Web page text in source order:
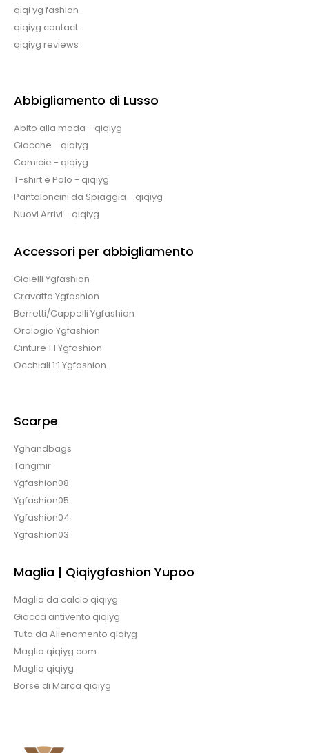
qiqi yg fashion
qiqiyg contact
qiqiyg reviews
Abbigliamento di Lusso
Abito alla moda - qiqiyg
Giacche - qiqiyg
Camicie - qiqiyg
T-shirt e Polo - qiqiyg
Pantaloncini da Spiaggia - qiqiyg
Nuovi Arrivi - qiqiyg
Accessori per abbigliamento
Gioielli Ygfashion
Cravatta Ygfashion
Berretti/Cappelli Ygfashion
Orologio Ygfashion
Cinture 1:1 Ygfashion
Occhiali 1:1 Ygfashion
Scarpe
Yghandbags
Tangmir
Ygfashion08
Ygfashion05
Ygfashion04
Ygfashion03
Maglia | Qiqiygfashion Yupoo
Maglia da calcio qiqiyg
Giacca antivento qiqiyg
Tuta da Allenamento qiqiyg
Maglia qiqiyg.com
Maglia qiqiyg
Borse di Marca qiqiyg